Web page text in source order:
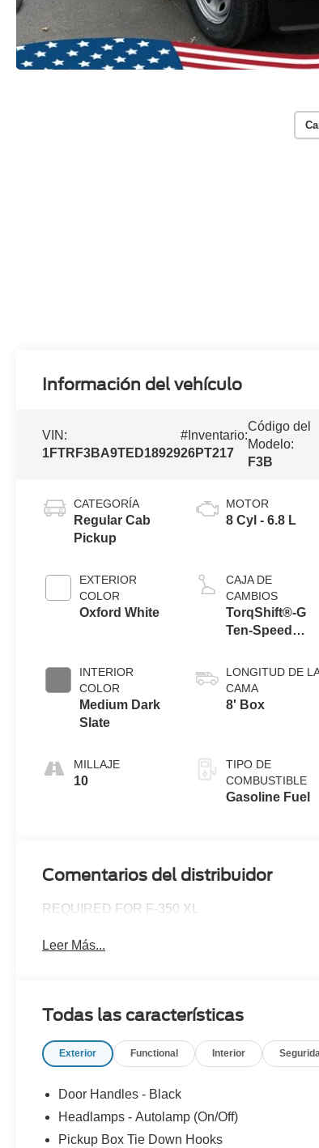
Información del vehículo
VIN:
1FTRF3BA9TED18929
#Inventario:
26PT217
Código del
Modelo:
F3B
CATEGORÍA
Regular Cab
Pickup
EXTERIOR
COLOR
Oxford White
INTERIOR
COLOR
Medium Dark
Slate
MILLAJE
10
MOTOR
8 Cyl - 6.8 L
CAJA DE
CAMBIOS
TorqShift®-G
Ten-Speed
Transmission
with Selectable
Drive Modes
LONGITUD DE LA
CAMA
8' Box
TIPO DE
COMBUSTIBLE
Gasoline Fuel
Comentarios del distribuidor
REQUIRED FOR F-350 XL
Leer Más...
Todas las características
Exterior Functional Interior
Door Handles - Black
Headlamps - Autolamp (On/Off)
Pickup Box Tie Down Hooks